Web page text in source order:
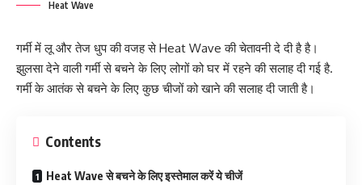
Heat Wave
गर्मी में लू और तेज धुप की वजह से Heat Wave की चेतावनी दे दी है है।
झुलसा देने वाली गर्मी से बचने के लिए लोगों को घर में रहने की सलाह दी गई है.
गर्मी के आतंक से बचने के लिए कुछ चीजों को खाने की सलाह दी जाती है।
Contents
Heat Wave से बचने के लिए इस्तेमाल करें ये चीजें